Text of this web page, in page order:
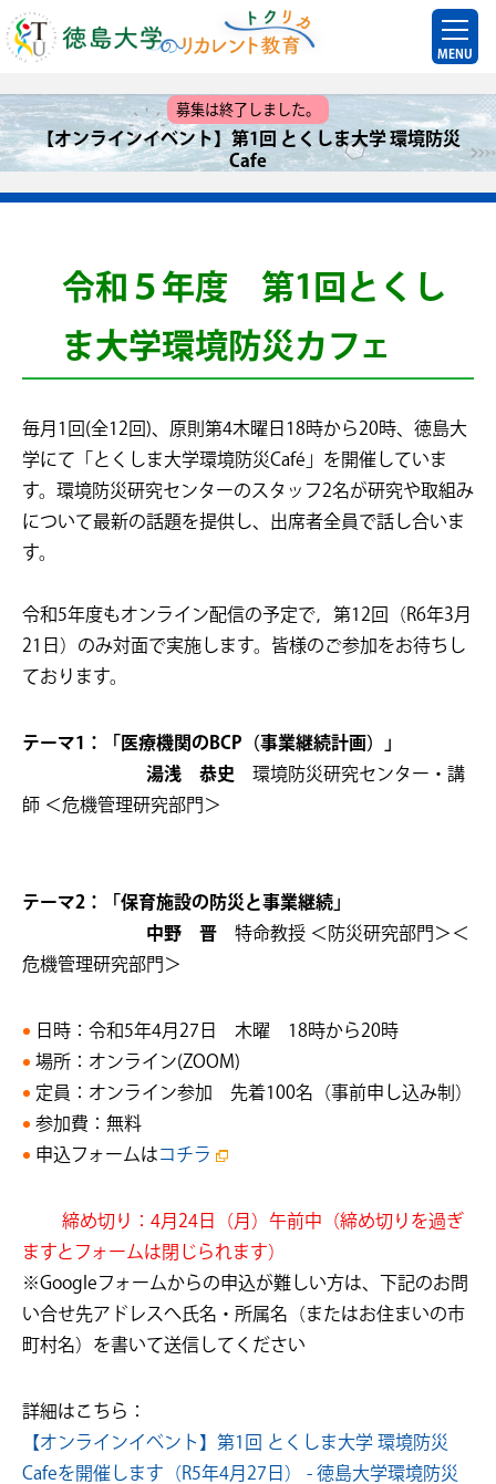
MENU
募集は終了しました。
【オンラインイベント】第1回 とくしま大学 環境防災
Cafe
令和５年度 第1回とくし
ま大学環境防災カフェ
毎月1回(全12回)、原則第4木曜日18時から20時、徳島大
学にて「とくしま大学環境防災Café」を開催していま
す。環境防災研究センターのスタッフ2名が研究や取組み
について最新の話題を提供し、出席者全員で話し合いま
す。
令和5年度もオンライン配信の予定で，第12回（R6年3月
21日）のみ対面で実施します。皆様のご参加をお待ちし
ております。
テーマ1：「医療機関のBCP（事業継続計画）」
湯浅 恭史 環境防災研究センター・講
師 ＜危機管理研究部門＞
テーマ2：「保育施設の防災と事業継続 」
中野 晋 特命教授 ＜防災研究部門＞＜
危機管理研究部門＞
日時：令和5年4月27日 木曜 18時から20時
場所：オンライン(ZOOM)
定員：オンライン参加 先着100名（事前申し込み制）
参加費：無料
申込フォームはコチラ
締め切り：4月24日（月）午前中（締め切りを過ぎ
ますとフォームは閉じられます）
※Googleフォームからの申込が難しい方は、下記のお問
い合せ先アドレスへ氏名・所属名（またはお住まいの市
町村名）を書いて送信してください
詳細はこちら：
【オンラインイベント】第1回 とくしま大学 環境防災
Cafeを開催します（R5年4月27日） - 徳島大学環境防災